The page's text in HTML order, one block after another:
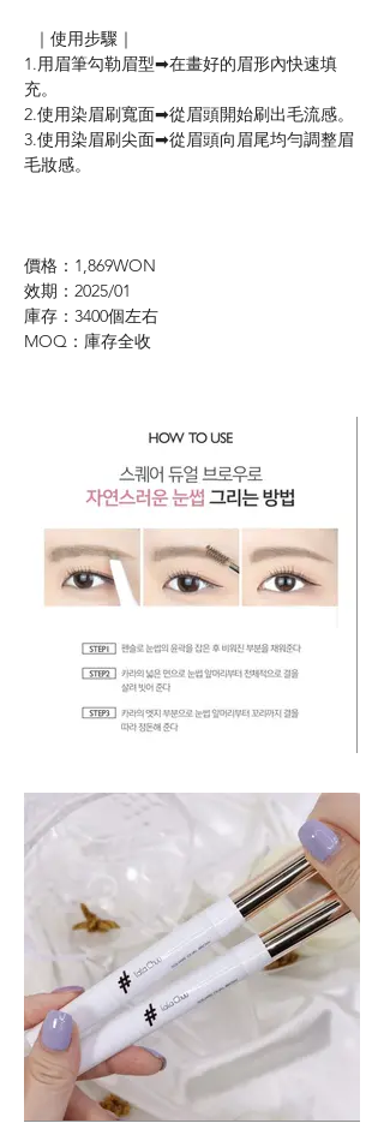
  ｜使用步驟｜
1.用眉筆勾勒眉型➡︎在畫好的眉形內快速填
充。
2.使用染眉刷寬面➡︎從眉頭開始刷出毛流感。
3.使用染眉刷尖面➡︎從眉頭向眉尾均勻調整眉
毛妝感。
價格：1,869WON
效期：2025/01
庫存：3400個左右
MOQ：庫存全收